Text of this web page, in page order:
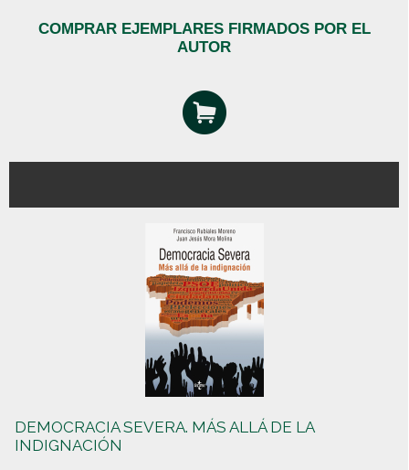
COMPRAR EJEMPLARES FIRMADOS POR EL
AUTOR
DEMOCRACIA SEVERA. MÁS ALLÁ DE LA
INDIGNACIÓN